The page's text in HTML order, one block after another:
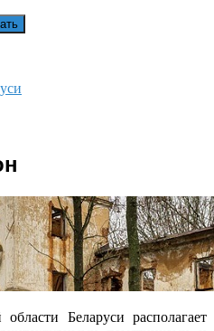
Беларуси располагает